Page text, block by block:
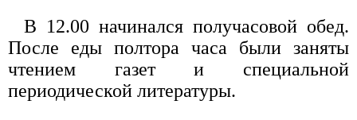
В 12.00 начинался получасовой обед.
После еды полтора часа были заняты
чтением газет и специальной
периодической литературы.